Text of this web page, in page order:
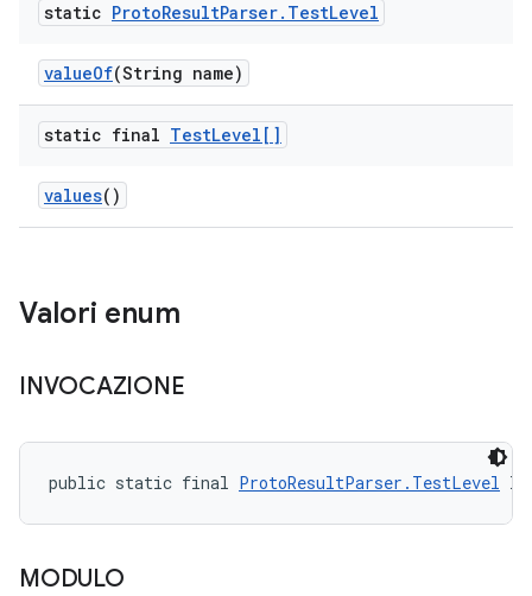
static ProtoResultParser. TestLevel
valueOf(String name)
static final TestLevel[]
values()
Valori enum
INVOCAZIONE
public static final ProtoResultParser.TestLevel
MODULO